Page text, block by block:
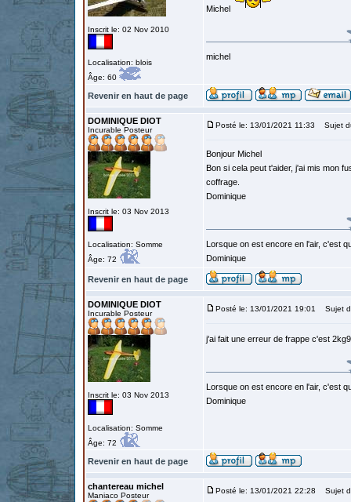
Inscrit le: 02 Nov 2010
Localisation: blois
Âge: 60
Michel
michel
Revenir en haut de page
DOMINIQUE DIOT
Incurable Posteur
Inscrit le: 03 Nov 2013
Localisation: Somme
Âge: 72
Posté le: 13/01/2021 11:33 Sujet
Bonjour Michel
Bon si cela peut t'aider, j'ai mis mon
coffrage.
Dominique
Lorsque on est encore en l'air, c'est
Dominique
Revenir en haut de page
DOMINIQUE DIOT
Incurable Posteur
Inscrit le: 03 Nov 2013
Localisation: Somme
Âge: 72
Posté le: 13/01/2021 19:01 Sujet
j'ai fait une erreur de frappe c'est
Lorsque on est encore en l'air, c'est
Dominique
Revenir en haut de page
chantereau michel
Maniaco Posteur
Posté le: 13/01/2021 22:28 Sujet